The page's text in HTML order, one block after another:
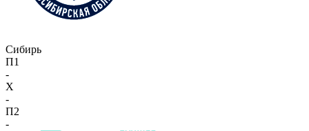
Сибирь
П1
-
X
-
П2
-